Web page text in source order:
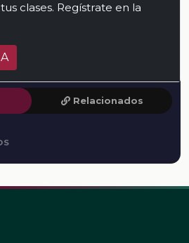
clases. Regístrate en la
Relacionados